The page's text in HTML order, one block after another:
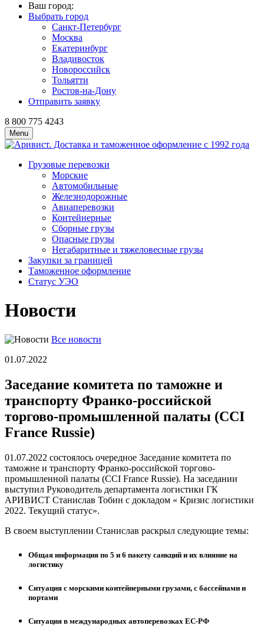
Ваш город:
Выбрать город
Санкт-Петербург
Москва
Екатеринбург
Владивосток
Новороссийск
Тольятти
Ростов-на-Дону
Отправить заявку
8 800 775 4243
Menu
Грузовые перевозки
Морские
Автомобильные
Железно­дорожные
Авиаперевозки
Контейнерные
Сборные грузы
Опасные грузы
Негабаритные и тяжело­весные грузы
Закупки за границей
Таможенное оформление
Статус УЭО
Новости
Все новости
01.07.2022
Заседание комитета по таможне и
транспорту Франко-российской
торгово-промышленной палаты (CCI
France Russie)
01.07.2022 состоялось очередное Заседание комитета по
таможне и транспорту Франко-российской торгово-
промышленной палаты (CCI France Russie). На заседании
выступил Руководитель департамента логистики ГК
АРИВИСТ Станислав Тобин с докладом « Кризис логистики
2022. Текущий статус».
В своем выступлении Станислав раскрыл следующие темы:
Общая информация по 5 и 6 пакету санкций и их влияние на
логистику
Ситуация с морскими контейнерными грузами, с бассейнами и
портами
Ситуация в международных автоперевозках ЕС-РФ